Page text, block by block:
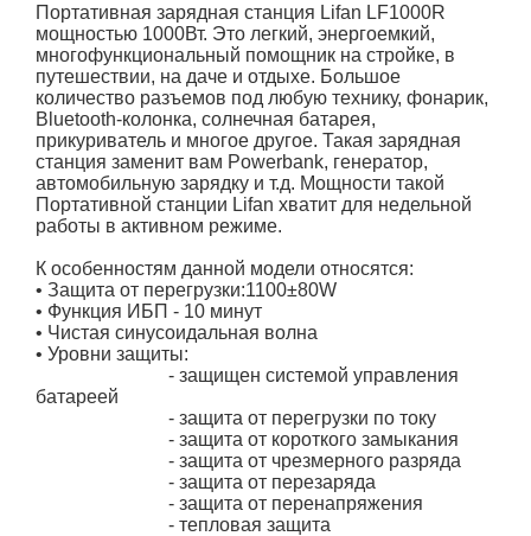
Портативная зарядная станция Lifan LF1000R
мощностью 1000Вт. Это легкий, энергоемкий,
многофункциональный помощник на стройке, в
путешествии, на даче и отдыхе. Большое
количество разъемов под любую технику, фонарик,
Bluetooth-колонка, солнечная батарея,
прикуриватель и многое другое. Такая зарядная
станция заменит вам Powerbank, генератор,
автомобильную зарядку и т.д. Мощности такой
Портативной станции Lifan хватит для недельной
работы в активном режиме.
К особенностям данной модели относятся:
• Защита от перегрузки:1100±80W
• Функция ИБП - 10 минут
• Чистая синусоидальная волна
• Уровни защиты:
- защищен системой управления
батареей
- защита от перегрузки по току
- защита от короткого замыкания
- защита от чрезмерного разряда
- защита от перезаряда
- защита от перенапряжения
- тепловая защита